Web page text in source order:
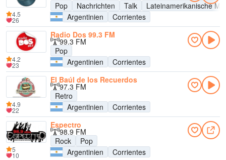
Pop
Nachrichten Talk
Lateinamerikanische
Argentinien
Corrientes
4.5
26
Radio Dos 99.3 FM
99.3 FM
Pop
Argentinien
Corrientes
4.2
23
El Baúl de los Recuerdos
97.3 FM
Retro
Argentinien
Corrientes
4.9
22
Espectro
98.9 FM
Rock
Pop
Argentinien
Corrientes
5
10